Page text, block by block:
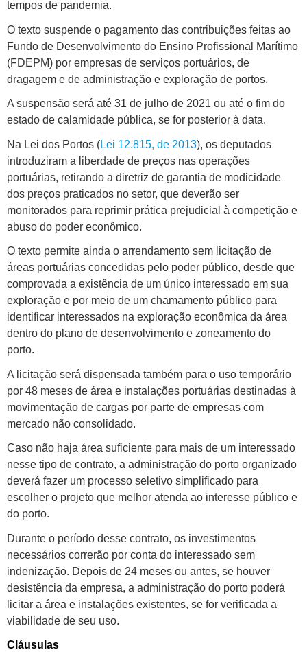
tempos de pandemia.
O texto suspende o pagamento das contribuições feitas ao
Fundo de Desenvolvimento do Ensino Profissional Marítimo
(FDEPM) por empresas de serviços portuários, de
dragagem e de administração e exploração de portos.
A suspensão será até 31 de julho de 2021 ou até o fim do
estado de calamidade pública, se for posterior à data.
Na Lei dos Portos (Lei 12.815, de 2013), os deputados
introduziram a liberdade de preços nas operações
portuárias, retirando a diretriz de garantia de modicidade
dos preços praticados no setor, que deverão ser
monitorados para reprimir prática prejudicial à competição e
abuso do poder econômico.
O texto permite ainda o arrendamento sem licitação de
áreas portuárias concedidas pelo poder público, desde que
comprovada a existência de um único interessado em sua
exploração e por meio de um chamamento público para
identificar interessados na exploração econômica da área
dentro do plano de desenvolvimento e zoneamento do
porto.
A licitação será dispensada também para o uso temporário
por 48 meses de área e instalações portuárias destinadas à
movimentação de cargas por parte de empresas com
mercado não consolidado.
Caso não haja área suficiente para mais de um interessado
nesse tipo de contrato, a administração do porto organizado
deverá fazer um processo seletivo simplificado para
escolher o projeto que melhor atenda ao interesse público e
do porto.
Durante o período desse contrato, os investimentos
necessários correrão por conta do interessado sem
indenização. Depois de 24 meses ou antes, se houver
desistência da empresa, a administração do porto poderá
licitar a área e instalações existentes, se for verificada a
viabilidade de seu uso.
Cláusulas